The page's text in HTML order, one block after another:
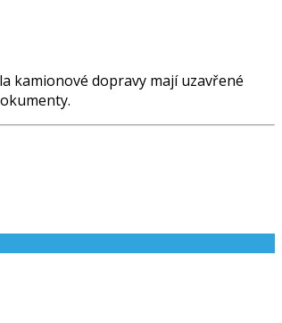
kamionové dopravy mají uzavřené